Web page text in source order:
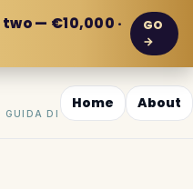
— €10,000 ·
GO
→
GUIDA DI
Home About